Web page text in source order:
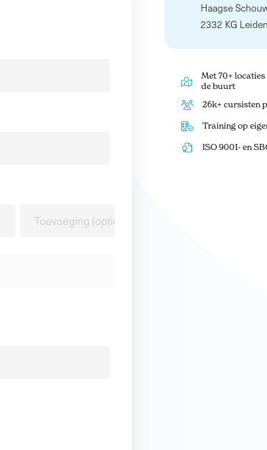
Haagse
2332 KG Leiden
Met 70+
de buurt
26k+ cursisten
Training op
ISO 9001- en